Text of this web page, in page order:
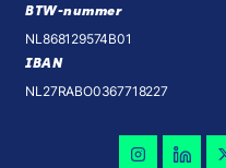
BTW-nummer
NL868129574B01
IBAN
NL27RABO0367718227